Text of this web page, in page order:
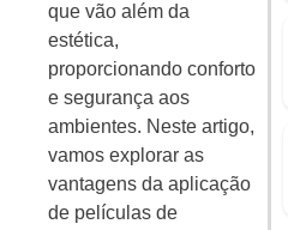
que vão além da
estética,
proporcionando conforto
e segurança aos
ambientes. Neste artigo,
vamos explorar as
vantagens da aplicação
de películas de